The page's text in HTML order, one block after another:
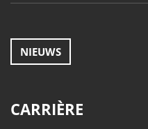
NIEUWS
CARRIÈRE